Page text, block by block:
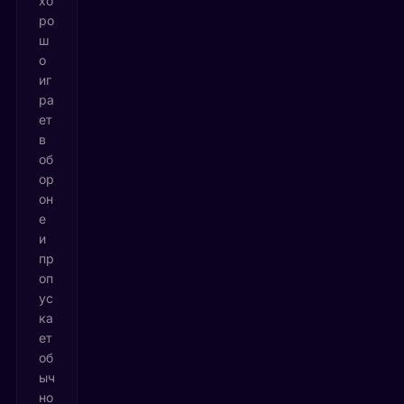
ро
ш
о
иг
ра
ет
в
об
ор
он
е
и
пр
оп
ус
ка
ет
об
ыч
но